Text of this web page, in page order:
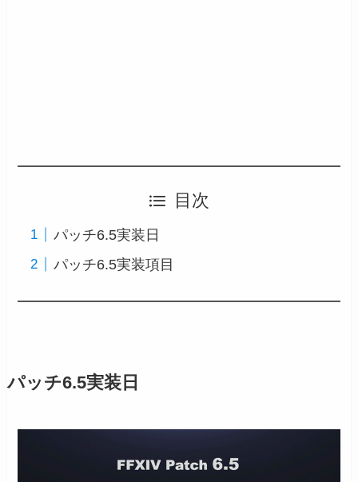
目次
パッチ6.5実装日
パッチ6.5実装項目
パッチ6.5実装日